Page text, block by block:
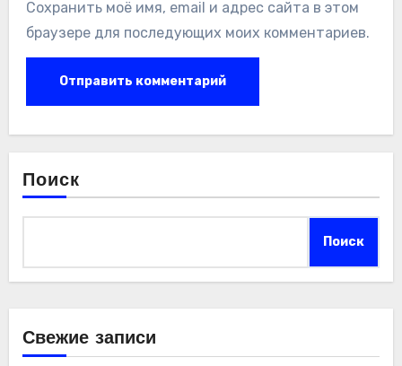
Сохранить моё имя, email и адрес сайта в этом
браузере для последующих моих комментариев.
Поиск
Поиск
Свежие записи